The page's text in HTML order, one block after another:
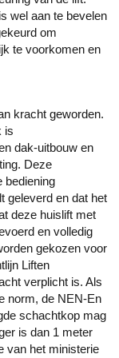
wel aan te bevelen
om
te voorkomen en
kracht geworden.
is
dak-uitbouw en
Deze
bediening
geleverd en dat het
deze huislift met
en volledig
gekozen voor
Liften
verplicht is. Als
norm, de NEN-En
schachtkop mag
is dan 1 meter
van het ministerie